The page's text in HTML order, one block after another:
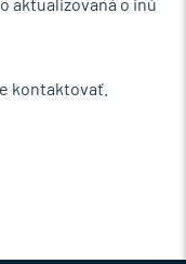
kontaktovať.